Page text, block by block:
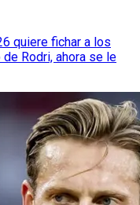
quiere fichar a los
Rodri, ahora se le